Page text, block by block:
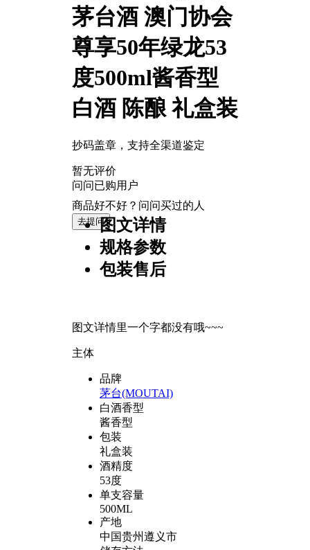
茅台酒 澳门协会
尊享50年绿龙53
度500ml酱香型
白酒 陈酿 礼盒装
抄码盖章，支持全渠道鉴定
暂无评价
问问已购用户
商品好不好？问问买过的人
去提问图文详情
规格参数
包装售后
图文详情里一个字都没有哦~~~
主体
品牌
茅台(MOUTAI)
白酒香型
酱香型
包装
礼盒装
酒精度
53度
单支容量
500ML
产地
中国贵州遵义市